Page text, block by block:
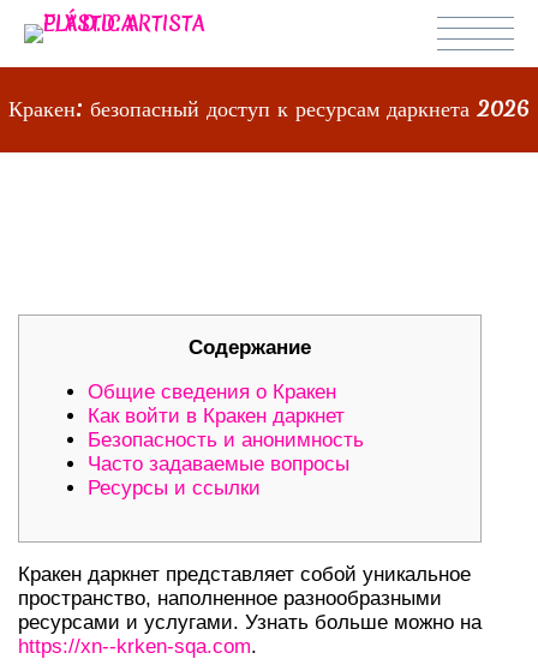
Кракен: безопасный доступ к ресурсам даркнета 2026
Содержание
Общие сведения о Кракен
Как войти в Кракен даркнет
Безопасность и анонимность
Часто задаваемые вопросы
Ресурсы и ссылки
Кракен даркнет представляет собой уникальное
пространство, наполненное разнообразными
ресурсами и услугами. Узнать больше можно на
https://xn--krken-sqa.com.